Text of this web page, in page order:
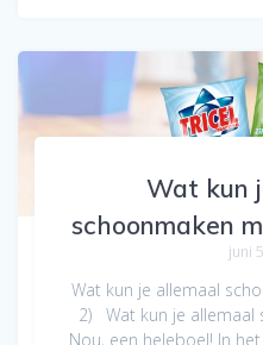
Wat kun
schoonmaken
juni
Wat kun je allemaal
2) Wat kun je allemaal
Nou, een heleboel! In